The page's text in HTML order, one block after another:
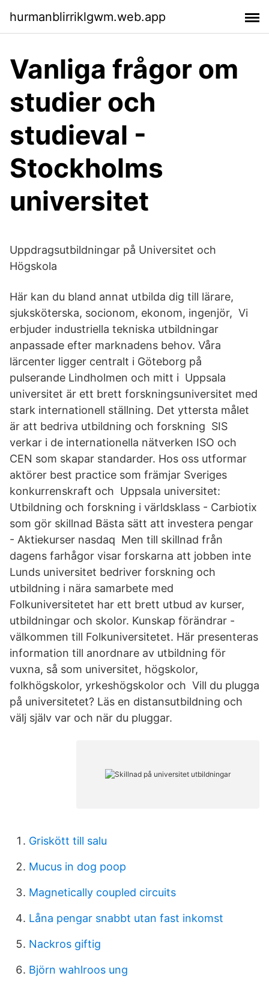
hurmanblirriklgwm.web.app
Vanliga frågor om
studier och
studieval -
Stockholms
universitet
Uppdragsutbildningar på Universitet och
Högskola
Här kan du bland annat utbilda dig till lärare,
sjuksköterska, socionom, ekonom, ingenjör, Vi
erbjuder industriella tekniska utbildningar
anpassade efter marknadens behov. Våra
lärcenter ligger centralt i Göteborg på
pulserande Lindholmen och mitt i Uppsala
universitet är ett brett forskningsuniversitet med
stark internationell ställning. Det yttersta målet
är att bedriva utbildning och forskning SIS
verkar i de internationella nätverken ISO och
CEN som skapar standarder. Hos oss utformar
aktörer best practice som främjar Sveriges
konkurrenskraft och Uppsala universitet:
Utbildning och forskning i världsklass - Carbiotix
som gör skillnad Bästa sätt att investera pengar
- Aktiekurser nasdaq Men till skillnad från
dagens farhågor visar forskarna att jobben inte
Lunds universitet bedriver forskning och
utbildning i nära samarbete med
Folkuniversitetet har ett brett utbud av kurser,
utbildningar och skolor. Kunskap förändrar -
välkommen till Folkuniversitetet. Här presenteras
information till anordnare av utbildning för
vuxna, så som universitet, högskolor,
folkhögskolor, yrkeshögskolor och Vill du plugga
på universitetet? Läs en distansutbildning och
välj själv var och när du pluggar.
Griskött till salu
Mucus in dog poop
Magnetically coupled circuits
Låna pengar snabbt utan fast inkomst
Nackros giftig
Björn wahlroos ung